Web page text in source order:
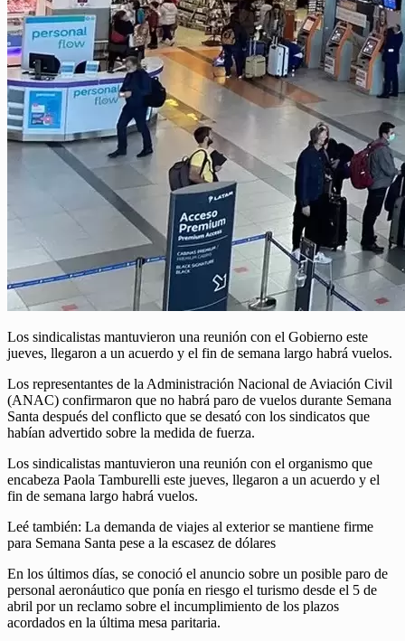
Los sindicalistas mantuvieron una reunión con el Gobierno este
jueves, llegaron a un acuerdo y el fin de semana largo habrá vuelos.
Los representantes de la Administración Nacional de Aviación Civil
(ANAC) confirmaron que no habrá paro de vuelos durante Semana
Santa después del conflicto que se desató con los sindicatos que
habían advertido sobre la medida de fuerza.
Los sindicalistas mantuvieron una reunión con el organismo que
encabeza Paola Tamburelli este jueves, llegaron a un acuerdo y el
fin de semana largo habrá vuelos.
Leé también: La demanda de viajes al exterior se mantiene firme
para Semana Santa pese a la escasez de dólares
En los últimos días, se conoció el anuncio sobre un posible paro de
personal aeronáutico que ponía en riesgo el turismo desde el 5 de
abril por un reclamo sobre el incumplimiento de los plazos
acordados en la última mesa paritaria.